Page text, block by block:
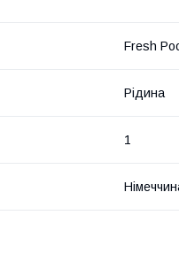
Fresh
Рідина
1